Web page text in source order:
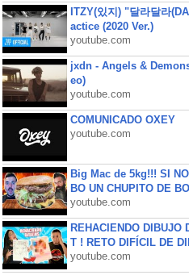
ITZY(있지) "달라달라
actice (2020 Ver.)
youtube.com
jxdn - Angels &
eo)
youtube.com
COMUNICADO OXEY
youtube.com
Big Mac de 5kg!!! SI
BO UN CHUPITO DE
youtube.com
REHACIENDO DIBUJO
T ! RETO DIFÍCIL DE
youtube.com